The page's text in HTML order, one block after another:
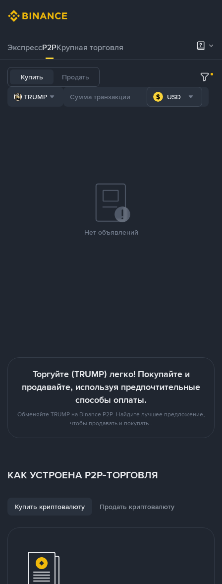
ЭкспрессP2PКрупная торговля
Купить Продать
TRUMP USD
Нет объявлений
Торгуйте (TRUMP) легко! Покупайте и
продавайте, используя предпочтительные
способы оплаты.
Обменяйте TRUMP на Binance P2P. Найдите лучшее предложение,
чтобы продавать и покупать .
КАК УСТРОЕНА P2P-ТОРГОВЛЯ
Купить криптовалюту Продать криптовалюту